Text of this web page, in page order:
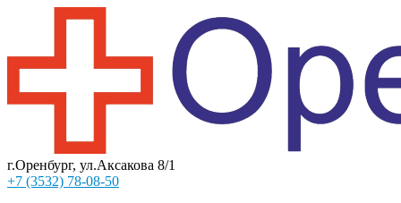
г.Оренбург, ул.Аксакова 8/1
+7 (3532) 78-08-50